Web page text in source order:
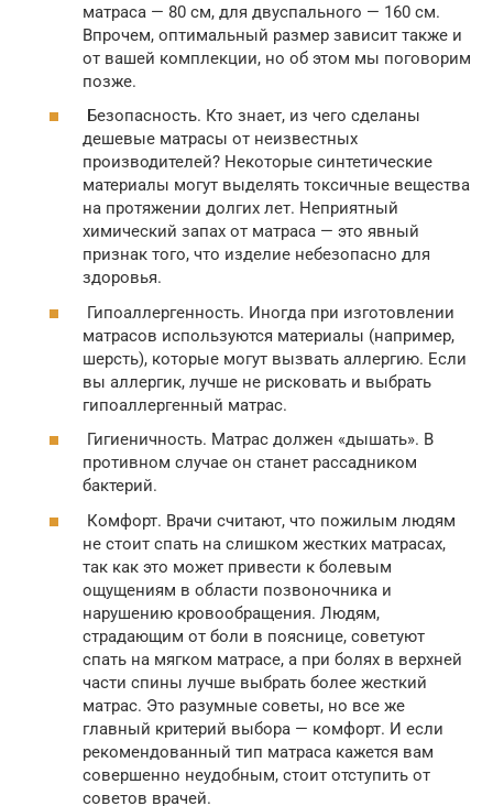
матраса — 80 см, для двуспального — 160 см.
Впрочем, оптимальный размер зависит также и
от вашей комплекции, но об этом мы поговорим
позже.
Безопасность. Кто знает, из чего сделаны
дешевые матрасы от неизвестных
производителей? Некоторые синтетические
материалы могут выделять токсичные вещества
на протяжении долгих лет. Неприятный
химический запах от матраса — это явный
признак того, что изделие небезопасно для
здоровья.
Гипоаллергенность. Иногда при изготовлении
матрасов используются материалы (например,
шерсть), которые могут вызвать аллергию. Если
вы аллергик, лучше не рисковать и выбрать
гипоаллергенный матрас.
Гигиеничность. Матрас должен «дышать». В
противном случае он станет рассадником
бактерий.
Комфорт. Врачи считают, что пожилым людям
не стоит спать на слишком жестких матрасах,
так как это может привести к болевым
ощущениям в области позвоночника и
нарушению кровообращения. Людям,
страдающим от боли в пояснице, советуют
спать на мягком матрасе, а при болях в верхней
части спины лучше выбрать более жесткий
матрас. Это разумные советы, но все же
главный критерий выбора — комфорт. И если
рекомендованный тип матраса кажется вам
совершенно неудобным, стоит отступить от
советов врачей.